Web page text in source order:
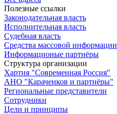
Полезные ссылки
Законодательная власть
Исполнительная власть
Судебная власть
Средства массовой информации
Информационые партнёры
Структура организации
Хартия "Современная Россия"
АНО "Караченков и партнёры"
Региональные представители
Сотрудники
Цели и принципы